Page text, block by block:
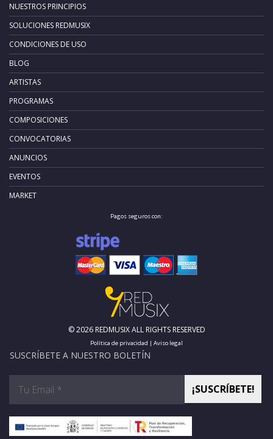
NUESTROS PRINCIPIOS
SOLUCIONES REDMUSIX
CONDICIONES DE USO
BLOG
ARTISTAS
PROGRAMAS
COMPOSICIONES
CONVOCATORIAS
ANUNCIOS
EVENTOS
MARKET
Pagos seguros con:
© 2026 REDMUSIX ALL RIGHTS RESERVED
Política de privacidad | Aviso legal
SUSCRÍBETE A NUESTRO BOLETÍN